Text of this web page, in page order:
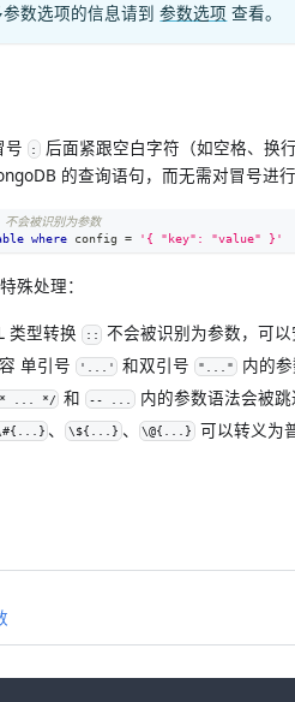
参数选项的信息请到参数选项 查看。
号 :
后面紧跟空白字符（如空格、换
的查询语句，而无需对冒号进行
会被识别为参数
where config = '{ "key": "value" }'
殊处理：
类型转换 :: 不会被识别为参数，可
单引号 '...' 和双引号 "..." 内的参
... */ 和 -- ...
内的参数语法会被跳
、 \${...} 、 \@{...} 可以转义为